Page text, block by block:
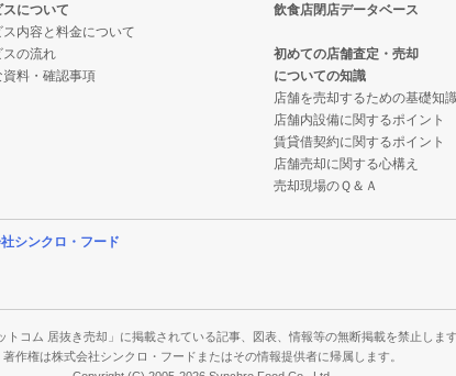
覧
について
ス内容と料金について
スの流れ
資料・確認事項
飲食店閉店データベース
初めての店舗査定・売却
についての知識
店舗を売却するための基礎知識
店舗内設備に関するポイント
賃貸借契約に関するポイント
店舗売却に関する心構え
売却現場のＱ＆Ａ
シンクロ・フード
トコム 居抜き売却」に掲載されている記事、図表、情報等の無断掲載を禁止します
著作権は株式会社シンクロ・フードまたはその情報提供者に帰属します。